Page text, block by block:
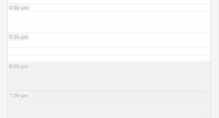
4:00 pm
5:00 pm
6:00 pm
7:00 pm